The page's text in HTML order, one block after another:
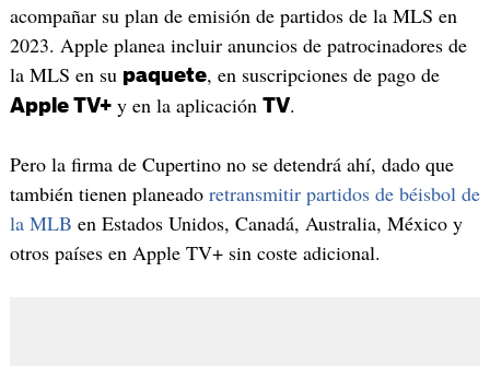
acompañar su plan de emisión de partidos de la MLS en
2023. Apple planea incluir anuncios de patrocinadores de
la MLS en su paquete, en suscripciones de pago de
Apple TV+y en la aplicación TV.
Pero la firma de Cupertino no se detendrá ahí, dado que
también tienen planeado retransmitir partidos de béisbol de
la MLB en Estados Unidos, Canadá, Australia, México y
otros países en Apple TV+ sin coste adicional.